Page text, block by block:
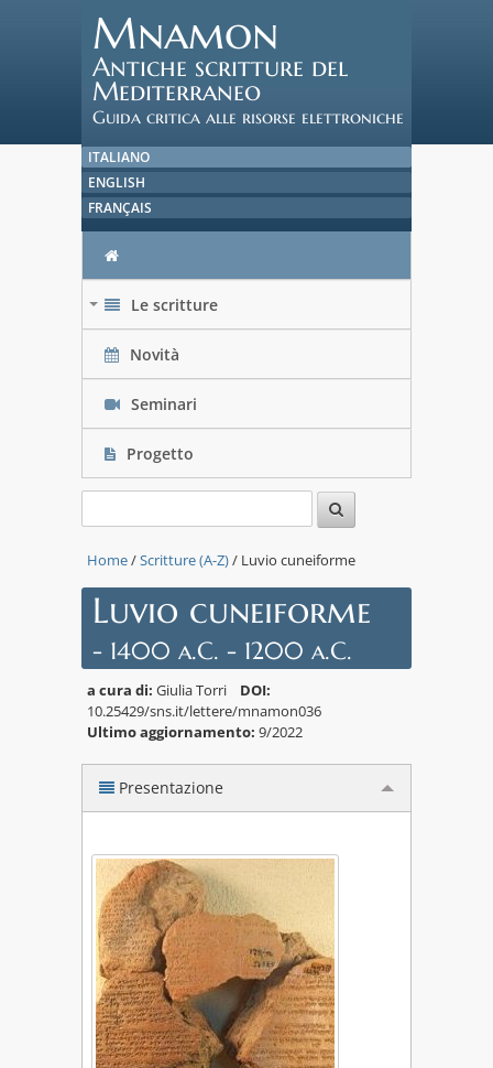
Mnamon
Antiche scritture del
Mediterraneo
Guida critica alle risorse elettroniche
ITALIANO
ENGLISH
FRANÇAIS
Le scritture
Novità
Seminari
Progetto
Home/Scritture (A-Z)/ Luvio cuneiforme
Luvio cuneiforme
- 1400 a.C. - 1200 a.C.
a cura di: Giulia Torri
DOI:
10.25429/sns.it/lettere/mnamon036
Ultimo aggiornamento: 9/2022
Presentazione